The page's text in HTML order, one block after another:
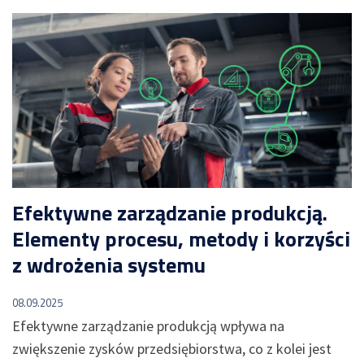
Cyfrowa
matryca
kompetencji
BAZA
WIEDZY
Dostępność
maszyn a
wszystko,
co musisz
wiedzieć
Przejdź
grupy
TOYOTA
Produkcja
kabli
i
przewodów
dla
przemysłu
samochodowego
Pozostałe
wdrożenia
REFERENCJE
Manex
EtyFlex
TT
Plast
Efektywne zarządzanie produkcją.
Elementy procesu, metody i korzyści
z wdrożenia systemu
08.09.2025
Efektywne zarządzanie produkcją wpływa na
zwiększenie zysków przedsiębiorstwa, co z kolei jest